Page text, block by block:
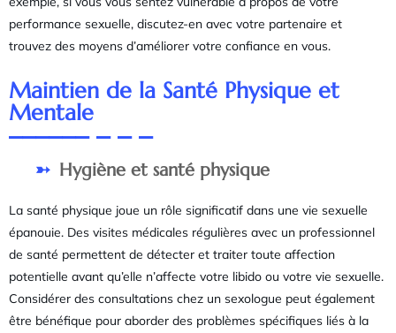
performance sexuelle, discutez-en avec votre partenaire et
trouvez des moyens d’améliorer votre confiance en vous.
Maintien de la Santé Physique et
Mentale
Hygiène et santé physique
La santé physique joue un rôle significatif dans une vie sexuelle
épanouie. Des visites médicales régulières avec un professionnel
de santé permettent de détecter et traiter toute affection
potentielle avant qu’elle n’affecte votre libido ou votre vie sexuelle.
Considérer des consultations chez un sexologue peut également
être bénéfique pour aborder des problèmes spécifiques liés à la